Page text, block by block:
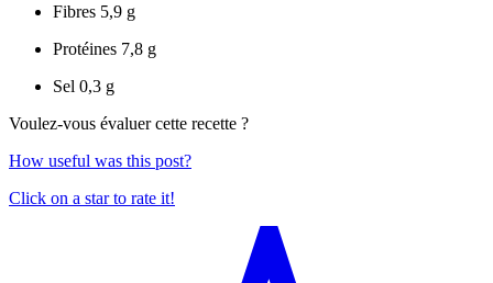
Fibres 5,9 g
Protéines 7,8 g
Sel 0,3 g
Voulez-vous évaluer cette recette ?
How useful was this post?
Click on a star to rate it!